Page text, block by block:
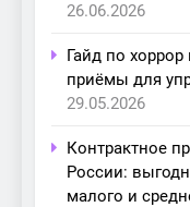
26.06.2026
Гайд по
приёмы для
29.05.2026
Контрактное
России:
малого и